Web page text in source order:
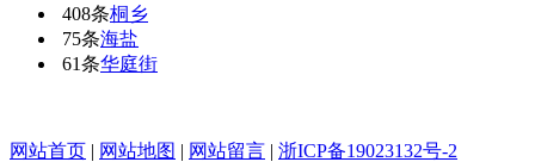
408条桐乡
75条海盐
61条华庭街
网站首页 | 网站地图 | 网站留言 | 浙ICP备19023132号-2